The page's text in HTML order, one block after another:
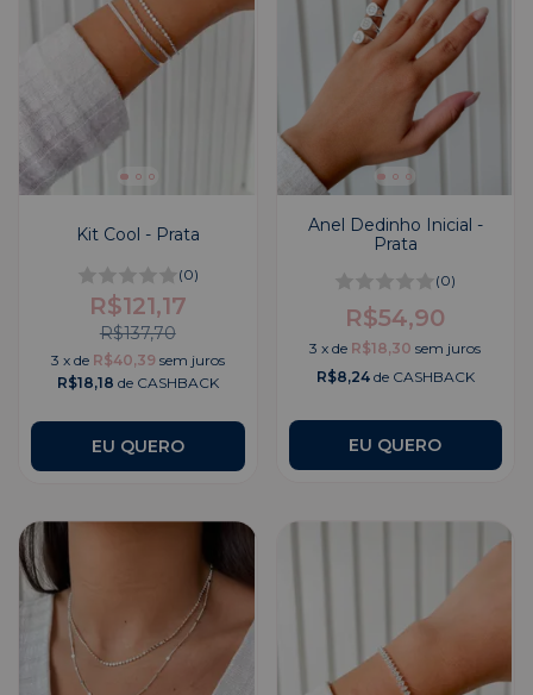
Kit Cool - Prata
(0)
R$121,17
R$137,70
3 x de R$40,39 sem juros
R$18,18 de CASHBACK
EU QUERO
Anel Dedinho Inicial -
Prata
(0)
R$54,90
3 xde R$18,30 sem juros
R$8,24de CASHBACK
EU QUERO